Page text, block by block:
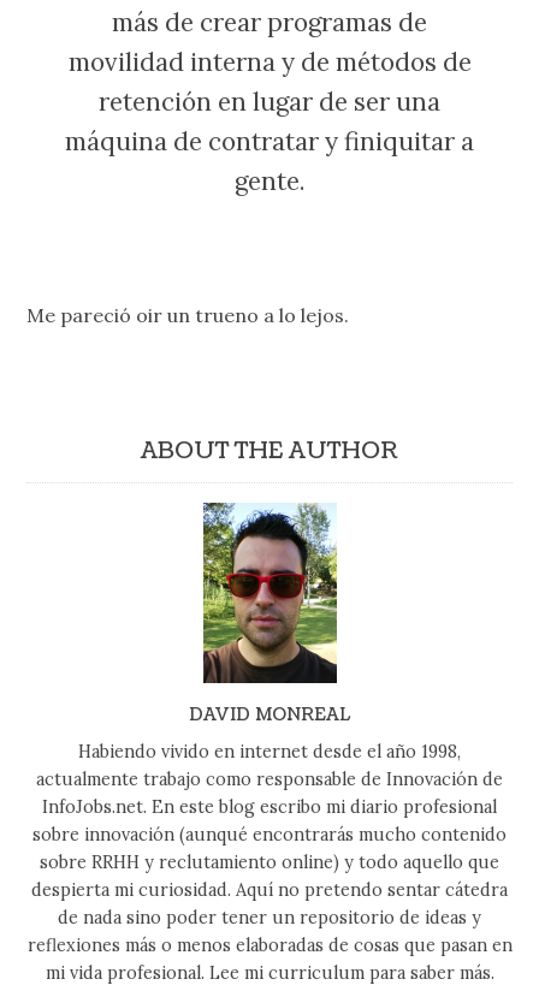
más de crear programas de
movilidad interna y de métodos de
retención en lugar de ser una
máquina de contratar y finiquitar a
gente.
Me pareció oir un trueno a lo lejos.
ABOUT THE AUTHOR
DAVID MONREAL
Habiendo vivido en internet desde el año 1998,
actualmente trabajo como responsable de Innovación de
InfoJobs.net. En este blog escribo mi diario profesional
sobre innovación (aunqué encontrarás mucho contenido
sobre RRHH y reclutamiento online) y todo aquello que
despierta mi curiosidad. Aquí no pretendo sentar cátedra
de nada sino poder tener un repositorio de ideas y
reflexiones más o menos elaboradas de cosas que pasan en
mi vida profesional. Lee mi curriculum para saber más.